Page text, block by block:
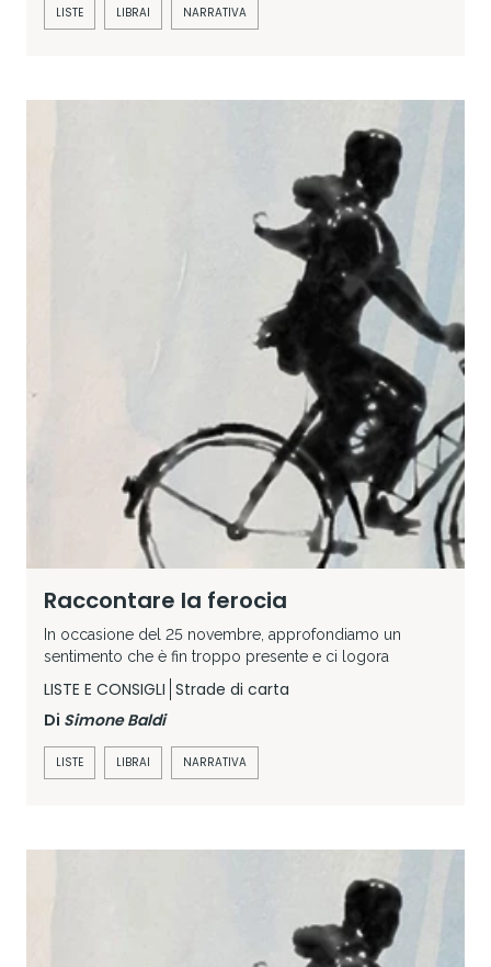
LISTE LIBRAI NARRATIVA
Raccontare la ferocia
In occasione del 25 novembre, approfondiamo un
sentimento che è fin troppo presente e ci logora
LISTE E CONSIGLI Strade di carta
Di Simone Baldi
LISTE LIBRAI NARRATIVA